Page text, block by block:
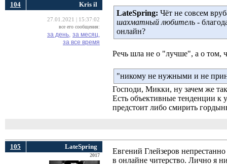
104 Kris il
27.01.2021 | 15:37:02
все его сообщения:
за день, за месяц,
за все время
LateSpring: Чёт не совсем
шахматный любитель -
онлайн?
Речь шла не о "лучше", а о том,
"никому не нужными и не
Господи, Микки, ну зачем же
Есть объективные тенденции
предстоит либо смирить
105 LateSpring
2017
Евгений Глейзеров
в онлайне читерство. Лично я